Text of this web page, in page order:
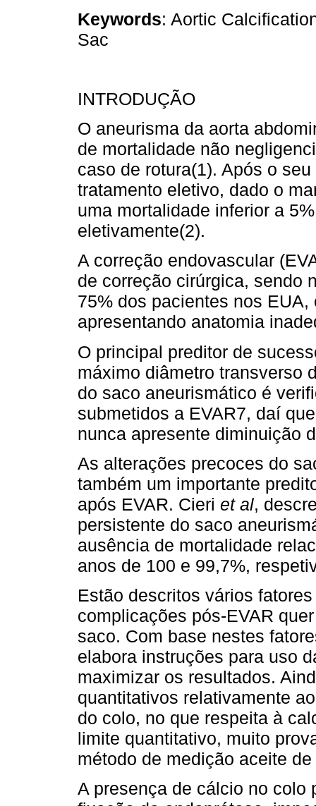
Keywords: Aortic
Sac
INTRODUÇÃO
O aneurisma da aorta
de mortalidade não
caso de rotura(1). Após o
tratamento eletivo, dado o
uma mortalidade inferior a
eletivamente(2).
A correção endovascular
de correção cirúrgica, sendo
75% dos pacientes nos
apresentando anatomia
O principal preditor de
máximo diâmetro transverso
do saco aneurismático é
submetidos a EVAR7, daí
nunca apresente diminuição
As alterações precoces do
também um importante
após EVAR. Cieri et al,
persistente do saco
ausência de mortalidade
anos de 100 e 99,7%,
Estão descritos vários
complicações pós-EVAR
saco. Com base nestes
elabora instruções para uso
maximizar os resultados.
quantitativos relativa­mente
do colo, no que respeita à
limite quantitativo, muito
método de medição aceite
A presença de cálcio no colo